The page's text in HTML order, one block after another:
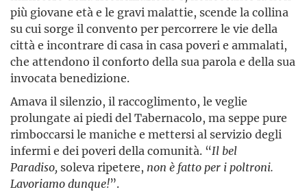
più giovane età e le gravi malattie, scende la collina
su cui sorge il convento per percorrere le vie della
città e incontrare di casa in casa poveri e ammalati,
che attendono il conforto della sua parola e della sua
invocata benedizione.
Amava il silenzio, il raccoglimento, le veglie
prolungate ai piedi del Tabernacolo, ma seppe pure
rimboccarsi le maniche e mettersi al servizio degli
infermi e dei poveri della comunità. “Il bel
Paradiso, soleva ripetere, non è fatto per i poltroni.
Lavoriamo dunque!”.